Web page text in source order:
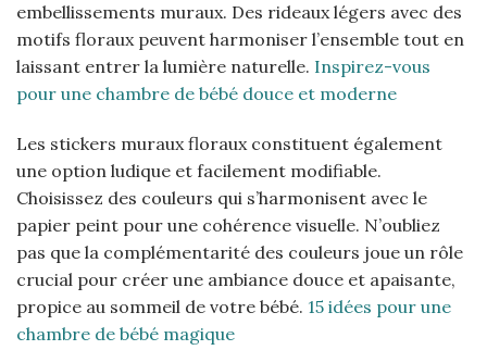
embellissements muraux. Des rideaux légers avec des
motifs floraux peuvent harmoniser l’ensemble tout en
laissant entrer la lumière naturelle. Inspirez-vous
pour une chambre de bébé douce et moderne
Les stickers muraux floraux constituent également
une option ludique et facilement modifiable.
Choisissez des couleurs qui s’harmonisent avec le
papier peint pour une cohérence visuelle. N’oubliez
pas que la complémentarité des couleurs joue un rôle
crucial pour créer une ambiance douce et apaisante,
propice au sommeil de votre bébé. 15 idées pour une
chambre de bébé magique